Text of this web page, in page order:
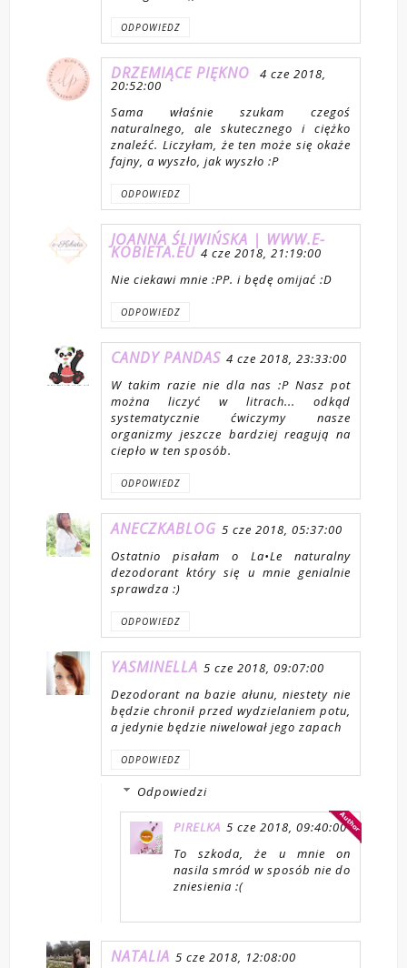
ODPOWIEDZ
DRZEMIĄCE PIĘKNO 4 cze 2018,
20:52:00
Sama właśnie szukam czegoś
naturalnego, ale skutecznego i ciężko
znaleźć. Liczyłam, że ten może się okaże
fajny, a wyszło, jak wyszło :P
ODPOWIEDZ
JOANNA ŚLIWIŃSKA | WWW.E-
KOBIETA.EU 4 cze 2018, 21:19:00
Nie ciekawi mnie :PP. i będę omijać :D
ODPOWIEDZ
CANDY PANDAS 4 cze 2018, 23:33:00
W takim razie nie dla nas :P Nasz pot
można liczyć w litrach... odkąd
systematycznie ćwiczymy nasze
organizmy jeszcze bardziej reagują na
ciepło w ten sposób.
ODPOWIEDZ
ANECZKABLOG 5 cze 2018, 05:37:00
Ostatnio pisałam o La•Le naturalny
dezodorant który się u mnie genialnie
sprawdza :)
ODPOWIEDZ
YASMINELLA 5 cze 2018, 09:07:00
Dezodorant na bazie ałunu, niestety nie
będzie chronił przed wydzielaniem potu,
a jedynie będzie niwelował jego zapach
ODPOWIEDZ
Odpowiedzi
PIRELKA 5 cze 2018, 09:40:00
To szkoda, że u mnie on
nasila smród w sposób nie do
zniesienia :(
NATALIA 5 cze 2018, 12:08:00